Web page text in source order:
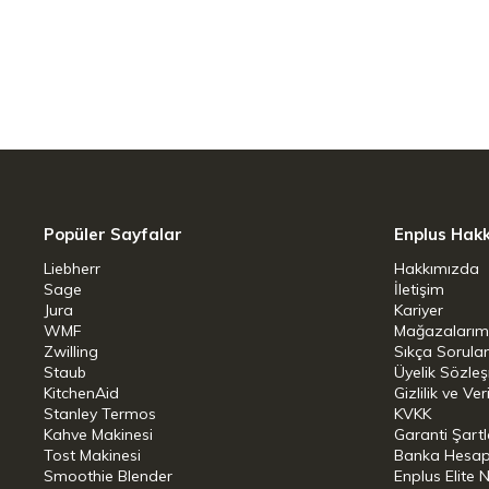
sadece durulamak veya sıkmak için
günlük hayatınıza mümkün olduğu
Kurutma makinelerinin en önemli
nemli-sıcak kurutma havası sızarsa,
kapalı yerlerde yüksek nem kaybı
Popüler Sayfalar
Liebherr
Sage
Jura
WMF
Zwilling
Staub
KitchenAid
Stanley Termos
Kahve Makinesi
Tost Makinesi
Smoothie Blender
Enplus
Hakkımızda
İletişim
Kariyer
Sıkça
Üyelik
Gizlilik ve
KVKK
Garanti
Banka
Enplus Elite